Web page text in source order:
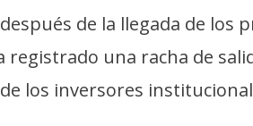
de la llegada de los
una racha de
los inversores